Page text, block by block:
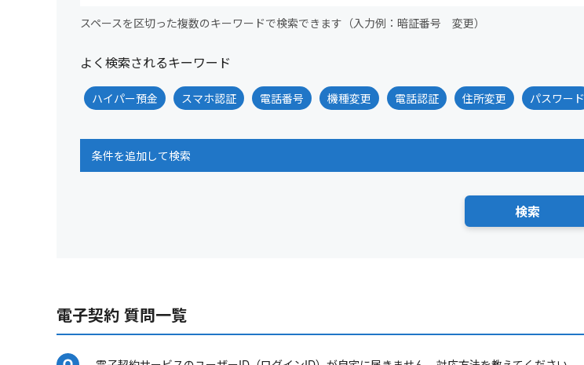
スペースを区切った複数のキーワードで検索できます（入力例：暗証番号 変更）
よく検索されるキーワード
ハイパー預金 スマホ認証 電話番号 機種変更 電話認証 住所変更 パスワード
条件を追加して検索
電子契約 質問一覧